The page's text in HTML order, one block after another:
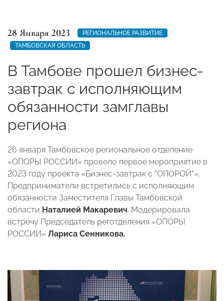
28 Января 2023
РЕГИОНАЛЬНОЕ РАЗВИТИЕ
ТАМБОВСКАЯ ОБЛАСТЬ
В Тамбове прошел бизнес-
завтрак с исполняющим
обязанности замглавы
региона
26 января Тамбовское региональное отделение
«ОПОРЫ РОССИИ» провело первое мероприятие в
2023 году проекта «Бизнес-завтрак с "ОПОРОЙ"».
Предприниматели встретились с исполняющим
обязанности Заместителя Главы Тамбовской
области Наталией Макаревич. Модерировала
встречу Председатель реготделения «ОПОРЫ
РОССИИ» Лариса Сенникова.